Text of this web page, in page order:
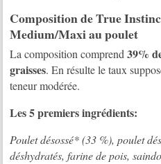
Composition de True
Medium/Maxi au poulet
La composition comprend39%
graisses. En résulte le taux
teneur modérée.
Les 5 premiers ingrédients:
Poulet désossé* (33 %), poulet
déshydratés, farine de pois,